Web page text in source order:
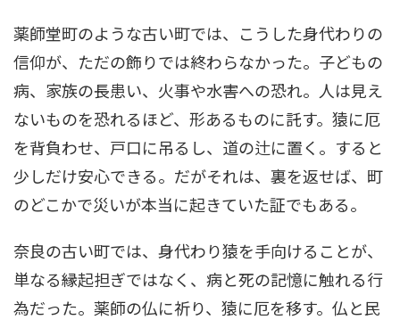
薬師堂町のような古い町では、こうした身代わりの
信仰が、ただの飾りでは終わらなかった。子どもの
病、家族の長患い、火事や水害への恐れ。人は見え
ないものを恐れるほど、形あるものに託す。猿に厄
を背負わせ、戸口に吊るし、道の辻に置く。すると
少しだけ安心できる。だがそれは、裏を返せば、町
のどこかで災いが本当に起きていた証でもある。
奈良の古い町では、身代わり猿を手向けることが、
単なる縁起担ぎではなく、病と死の記憶に触れる行
為だった。薬師の仏に祈り、猿に厄を移す。仏と民